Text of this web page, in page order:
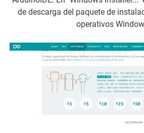
de descarga del paquete de
operativos